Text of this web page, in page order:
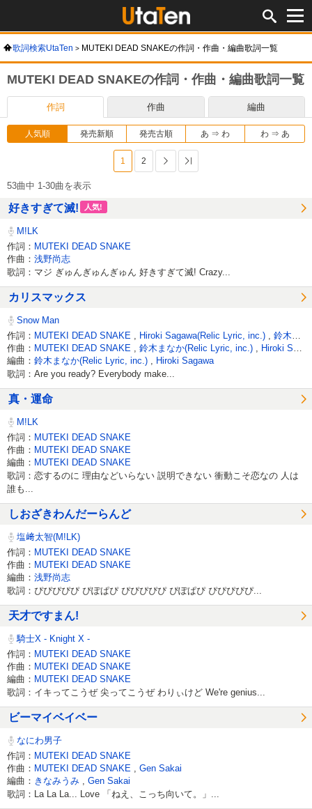
歌詞検索UtaTen MUTEKI DEAD SNAKEの作詞・作曲・編曲歌詞一覧
MUTEKI DEAD SNAKEの作詞・作曲・編曲歌詞一覧
作詞 作曲 編曲
人気順 発売新順 発売古順 あ ⇒ わ わ ⇒ あ
1 2 次へ
53曲中 1-30曲を表示
好きすぎて滅! 人気!
M!LK
作詞： MUTEKI DEAD SNAKE
作曲： 浅野尚志
歌詞：マジ ぎゅんぎゅんぎゅん 好きすぎて滅! Crazy...
カリスマックス
Snow Man
作詞： MUTEKI DEAD SNAKE Hiroki Sagawa(Relic Lyric, inc.)
鈴木まなか
作曲： MUTEKI DEAD SNAKE 鈴木まなか(Relic Lyric, inc.)
Hiroki Sagawa
編曲： 鈴木まなか(Relic Lyric, inc.) Hiroki Sagawa
歌詞：Are you ready? Everybody make...
真・運命
M!LK
作詞： MUTEKI DEAD SNAKE
作曲： MUTEKI DEAD SNAKE
編曲： MUTEKI DEAD SNAKE
歌詞：恋するのに 理由などいらない 説明できない 衝動こそ恋なの 人は
誰も...
しおざきわんだーらんど
塩﨑太智(M!LK)
作詞： MUTEKI DEAD SNAKE
作曲： MUTEKI DEAD SNAKE
編曲： 浅野尚志
歌詞：ぴぴぴぴぴ ぴぽぱぴ ぴぴぴぴぴ ぴぽぱぴ ぴぴぴぴぴ...
天才ですまん!
騎士X - Knight X -
作詞： MUTEKI DEAD SNAKE
作曲： MUTEKI DEAD SNAKE
編曲： MUTEKI DEAD SNAKE
歌詞：イキってこうぜ 尖ってこうぜ わりぃけど We're genius...
ビーマイベイベー
なにわ男子
作詞： MUTEKI DEAD SNAKE
作曲： MUTEKI DEAD SNAKE
Gen Sakai
編曲： きなみうみ Gen Sakai
歌詞：La La La... Love 「ねえ、こっち向いて。」...